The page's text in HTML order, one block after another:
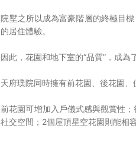
院墅之所以成為富豪階層的終極目
的居住體驗。
因此，花園和地下室的“品質”，成為
天府璞院同時擁有前花園、後花園、
前花園可增加入戶儀式感與觀賞性
社交空間；2個屋頂星空花園則能相